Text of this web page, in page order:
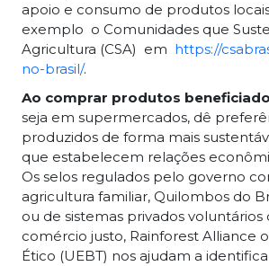
apoio e consumo de produtos
exemplo o Comunidades que
Agricultura (CSA) em https://
no-brasil/.
Ao comprar produtos
seja em supermercados, dê
produzidos de forma mais
que estabelecem relações
Os selos regulados pelo governo
agricultura familiar, Quilombos do
ou de sistemas privados
comércio justo, Rainforest Alliance
Ético (UEBT) nos ajudam a